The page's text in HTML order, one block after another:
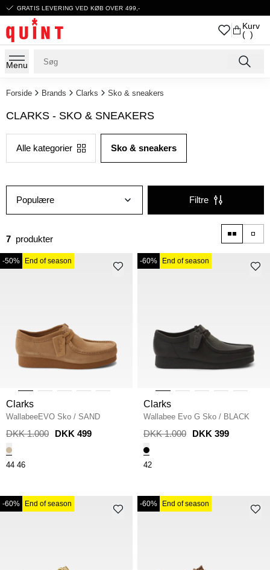
GRATIS LEVERING VED KØB OVER 499,-
Kurv
( )
Menu
Forside Brands Clarks Sko & sneakers
CLARKS - SKO & SNEAKERS
Alle kategorier Sko & sneakers
Populære Filtre
7 produkter
-50% End of season
Clarks
WallabeeEVO Sko / SAND
DKK 1.000 DKK 499
44 46
-60% End of season
Clarks
Wallabee Evo G Sko / BLACK
DKK 1.000 DKK 399
42
-60% End of season -60% End of season